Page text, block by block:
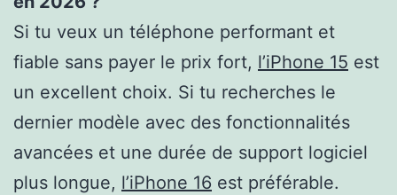
Si tu veux un téléphone performant et
fiable sans payer le prix fort, l’iPhone 15 est
un excellent choix. Si tu recherches le
dernier modèle avec des fonctionnalités
avancées et une durée de support logiciel
plus longue, l’iPhone 16 est préférable.